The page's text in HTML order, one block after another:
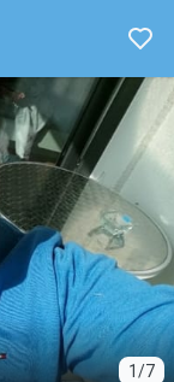
1/7